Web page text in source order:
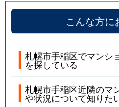
こんな方に
札幌市手稲区でマンシ
を探している
札幌市手稲区近隣のマ
や状況について知りた